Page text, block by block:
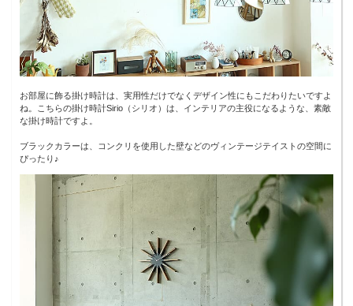
お部屋に飾る掛け時計は、実用性だけでなくデザイン性にもこだわりたいですよ
ね。こちらの掛け時計Sirio（シリオ）は、インテリアの主役になるような、素敵
な掛け時計ですよ。
ブラックカラーは、コンクリを使用した壁などのヴィンテージテイストの空間に
ぴったり♪